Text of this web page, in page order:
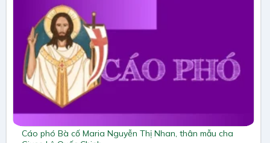
Cáo phó Bà cố Maria Nguyễn Thị Nhan, thân mẫu cha